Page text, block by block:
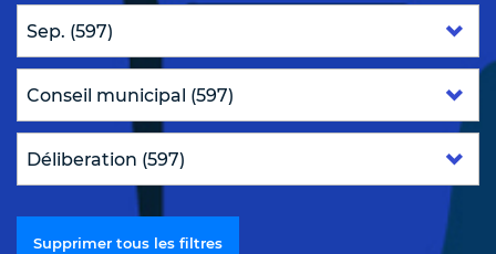
Supprimer tous les filtres